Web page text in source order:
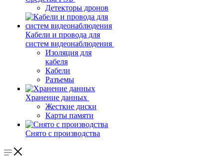
Детекторы дронов
Кабели и провода для
систем видеонаблюдения
Изоляция для
кабеля
Кабели
Разъемы
Хранение данных
Жесткие диски
Карты памяти
Снято с производства